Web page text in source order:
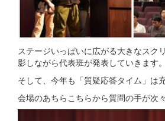
ステージいっぱいに広がる大きなスク
影しながら代表班が発表していきます。
そして、今年も「質疑応答タイム」は
会場のあちらこちらから質問の手が次